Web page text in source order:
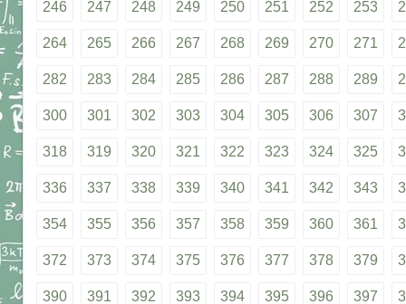
246 247 248 249 250 251 252 253
264 265 266 267 268 269 270 271
282 283 284 285 286 287 288 289
300 301 302 303 304 305 306 307
318 319 320 321 322 323 324 325
336 337 338 339 340 341 342 343
354 355 356 357 358 359 360 361
372 373 374 375 376 377 378 379
390 391 392 393 394 395 396 397